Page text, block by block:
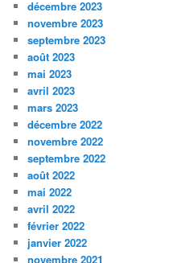
décembre 2023
novembre 2023
septembre 2023
août 2023
mai 2023
avril 2023
mars 2023
décembre 2022
novembre 2022
septembre 2022
août 2022
mai 2022
avril 2022
février 2022
janvier 2022
novembre 2021